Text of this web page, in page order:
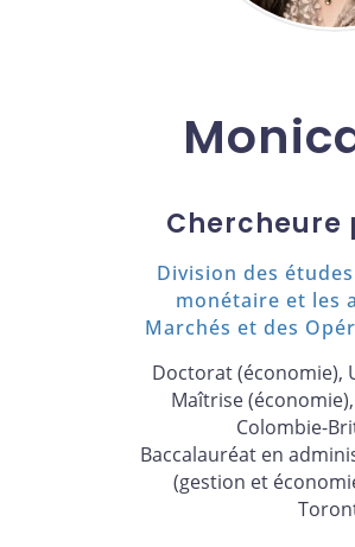
Division des
monétaire et les
Marchés et des
Doctorat (économie),
Maîtrise
Colombie-
Baccalauréat en
(gestion et